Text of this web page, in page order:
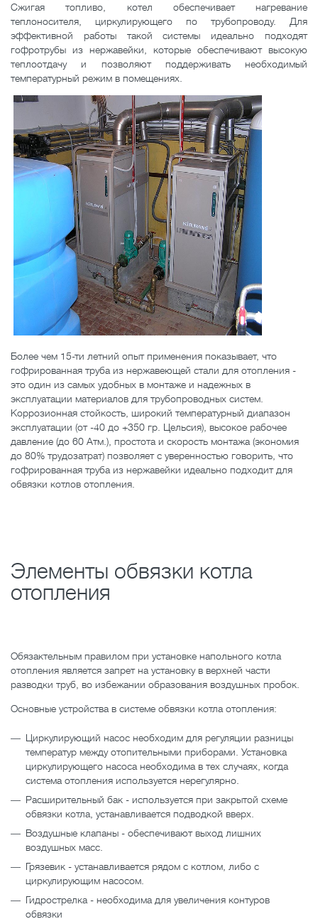
Сжигая топливо, котел обеспечивает нагревание
теплоносителя, циркулирующего по трубопроводу. Для
эффективной работы такой системы идеально подходят
гофротрубы из нержавейки, которые обеспечивают высокую
теплоотдачу и позволяют поддерживать необходимый
температурный режим в помещениях.
Более чем 15-ти летний опыт применения показывает, что
гофрированная труба из нержавеющей стали для отопления -
это один из самых удобных в монтаже и надежных в
эксплуатации материалов для трубопроводных систем.
Коррозионная стойкость, широкий температурный диапазон
эксплуатации (от -40 до +350 гр. Цельсия), высокое рабочее
давление (до 60 Атм.), простота и скорость монтажа (экономия
до 80% трудозатрат) позволяет с уверенностью говорить, что
гофрированная труба из нержавейки идеально подходит для
обвязки котлов отопления.
Элементы обвязки котла
отопления
Обязактельным правилом при установке напольного котла
отопления является запрет на установку в верхней части
разводки труб, во избежании образования воздушных пробок.
Основные устройства в системе обвязки котла отопления:
Циркулирующий насос необходим для регуляции разницы
температур между отопительными приборами. Установка
циркулирующего насоса необходима в тех случаях, когда
система отопления используется нерегулярно.
Расширительный бак - используется при закрытой схеме
обвязки котла, устанавливается подводкой вверх.
Воздушные клапаны - обеспечивают выход лишних
воздушных масс.
Грязевик - устанавливается рядом с котлом, либо с
циркулирующим насосом.
Гидрострелка - необходима для увеличения контуров
обвязки